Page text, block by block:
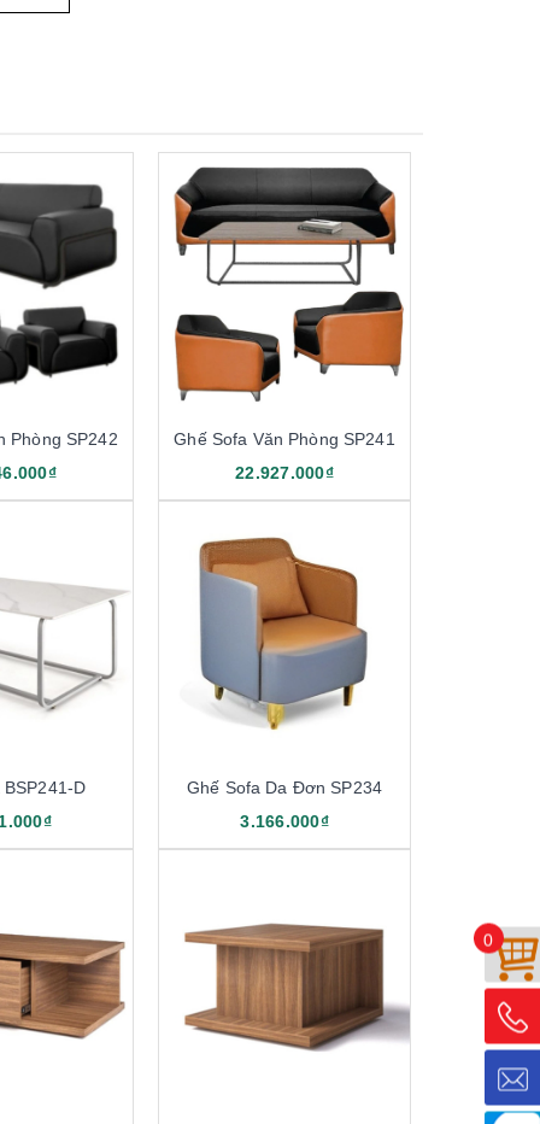
Phòng SP242
Ghế Sofa Văn Phòng SP241
22.927.000₫
BSP241-D
Ghế Sofa Da Đơn SP234
3.166.000₫
0